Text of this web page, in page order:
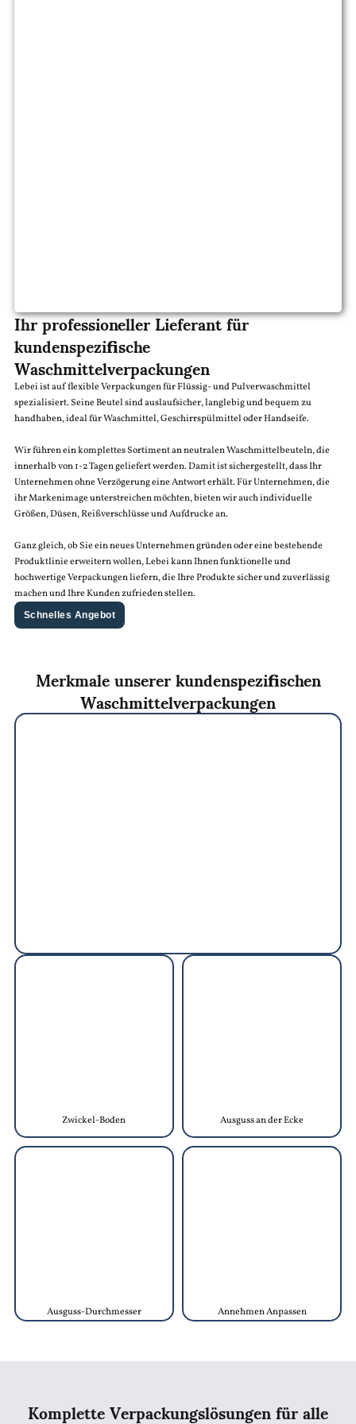
Ihr professioneller Lieferant für
kundenspezifische
Waschmittelverpackungen
Lebei ist auf flexible Verpackungen für Flüssig- und Pulverwaschmittel
spezialisiert. Seine Beutel sind auslaufsicher, langlebig und bequem zu
handhaben, ideal für Waschmittel, Geschirrspülmittel oder Handseife.
Wir führen ein komplettes Sortiment an neutralen Waschmittelbeuteln, die
innerhalb von 1-2 Tagen geliefert werden. Damit ist sichergestellt, dass Ihr
Unternehmen ohne Verzögerung eine Antwort erhält. Für Unternehmen, die
ihr Markenimage unterstreichen möchten, bieten wir auch individuelle
Größen, Düsen, Reißverschlüsse und Aufdrucke an.
Ganz gleich, ob Sie ein neues Unternehmen gründen oder eine bestehende
Produktlinie erweitern wollen, Lebei kann Ihnen funktionelle und
hochwertige Verpackungen liefern, die Ihre Produkte sicher und zuverlässig
machen und Ihre Kunden zufrieden stellen.
Schnelles Angebot
Merkmale unserer kundenspezifischen
Waschmittelverpackungen
Zwickel-Boden Ausguss an der Ecke
Ausguss-Durchmesser Annehmen Anpassen
Komplette Verpackungslösungen für alle